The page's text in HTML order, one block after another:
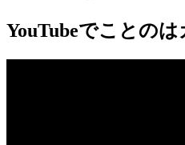
YouTubeでことのは